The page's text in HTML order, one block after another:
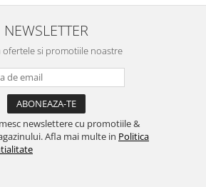
NEWSLETTER
ofertele si promotiile noastre
newslettere cu promotiile &
Afla mai multe in Politica